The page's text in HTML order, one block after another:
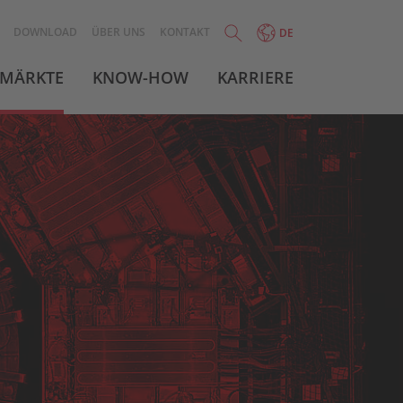
DOWNLOAD ÜBER UNS KONTAKT DE
MÄRKTE KNOW-HOW KARRIERE